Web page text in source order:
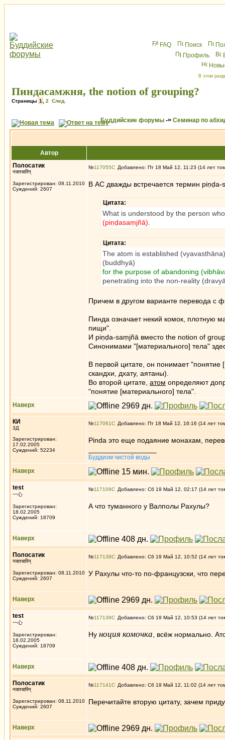
FAQ Поиск
Профиль
В этом
Пиндасамжня, the notion of grouping?
Страницы 1 2 След.
Буддийские форумы -> Семинар по
Автор
Полосатик
नक्तचारिन्
Зарегистрирован: 08.11.2010
Суждений: 2607
№117055 Добавлено: Пт 18 Май 12, 11:23 (14 лет
В АС дважды встречается термин
Цитата:
What is understood by the person
(piṇḍasaṃjñā)
Цитата:
The atom is established
(buddhyā)
for the purpose of abandoning
penetrating into the non-reality
Причем в другом варианте перевода с
Пинда означает некий комок, плотную
пищи".
И piṇḍa-saṃjñā вместо the notion of
Синонимами "[материального] тела"
В первой цитате, он понимает "понятие
скандхи, дхату, аятаны).
Во второй цитате, атом определяют
"понятие [материального] тела".
Наверх
КИ
3Д
Зарегистрирован:
17.02.2005
Суждений: 52234
№117061 Добавлено: Пт 18 Май 12, 16:16 (14 лет
Pinda это еще подаяние монахам,
Буддизм чистой воды
Наверх
test
一心
Зарегистрирован:
18.02.2005
Суждений: 18709
№117109 Добавлено: Сб 19 Май 12, 02:17 (14 лет
А что туманного у Валполы Рахулы?
Наверх
Полосатик
नक्तचारिन्
Зарегистрирован: 08.11.2010
Суждений: 2607
№117138 Добавлено: Сб 19 Май 12, 10:52 (14 лет
У Рахулы что-то по-французски, что
Наверх
test
一心
Зарегистрирован:
18.02.2005
Суждений: 18709
№117139 Добавлено: Сб 19 Май 12, 10:53 (14 лет
Ну ноция комочка , всёж нормально.
Наверх
Полосатик
नक्तचारिन्
Зарегистрирован: 08.11.2010
Суждений: 2607
№117141 Добавлено: Сб 19 Май 12, 11:02 (14 лет
Перечитайте вторую цитату, зачем
Наверх